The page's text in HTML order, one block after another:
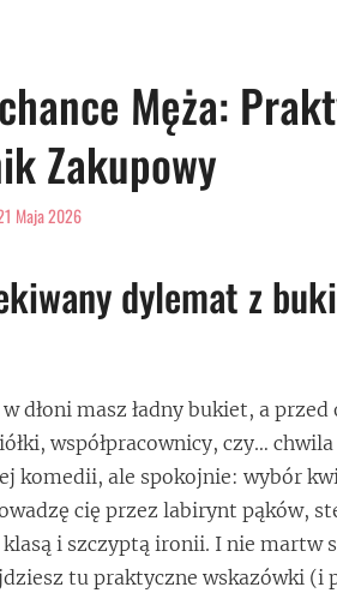
Męża:
Zakupowy
Maja 2026
dylemat z
dłoni masz ładny bukiet, a przed
współpracownicy, czy…
komedii, ale spokojnie: wybór
cię przez labirynt pąków,
klasą i szczyptą ironii. I nie martw
tu praktyczne wskazówki (i